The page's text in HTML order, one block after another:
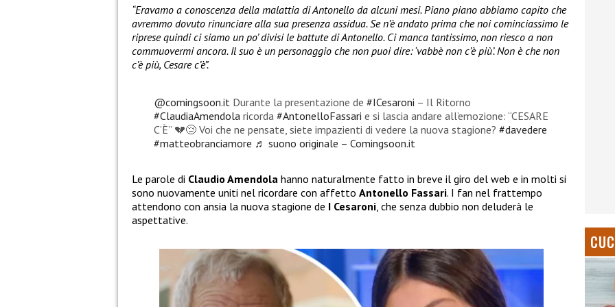
“Eravamo a conoscenza della malattia di Antonello da alcuni mesi. Piano piano abbiamo capito che
avremmo dovuto rinunciare alla sua presenza assidua. Se n’è andato prima che noi cominciassimo le
riprese quindi ci siamo un po’ divisi le battute di Antonello. Ci manca tantissimo, non riesco a non
commuovermi ancora. Il suo è un personaggio che non puoi dire: ‘vabbè non c’è più’. Non è che non
c’è più, Cesare c’è”.
@comingsoon.it Durante la presentazione de #ICesaroni – Il Ritorno
#ClaudiaAmendola ricorda #AntonelloFassari e si lascia andare all’emozione: “CESARE
C’È” 💔😢 Voi che ne pensate, siete impazienti di vedere la nuova stagione? #davedere
#matteobranciamore ♬ suono originale – Comingsoon.it
Le parole di Claudio Amendola hanno naturalmente fatto in breve il giro del web e in molti si
sono nuovamente uniti nel ricordare con affetto Antonello Fassari. I fan nel frattempo
attendono con ansia la nuova stagione de I Cesaroni, che senza dubbio non deluderà le
aspettative.